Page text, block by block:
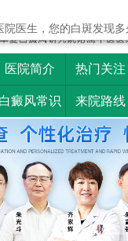
医院简介 热门关注
白癜风常识 来院路线
院医生，您的白斑发现多